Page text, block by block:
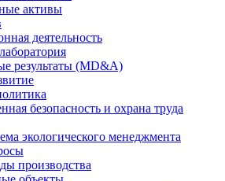
активы
деятельность
результаты (MD&A)
безопасность и охрана труда
экологического менеджмента
производства